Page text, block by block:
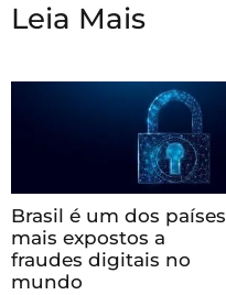
Leia Mais
Brasil é um dos países
mais expostos a
fraudes digitais no
mundo